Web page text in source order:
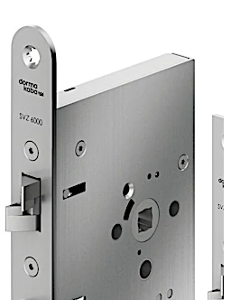
ist. Durch die
Kreuzfalle wird
erreicht, welche erhöhte
sind zeitgleich ein- oder
Öffnung über den